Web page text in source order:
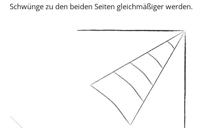
Schwünge zu den beiden Seiten gleichmäßiger werden.